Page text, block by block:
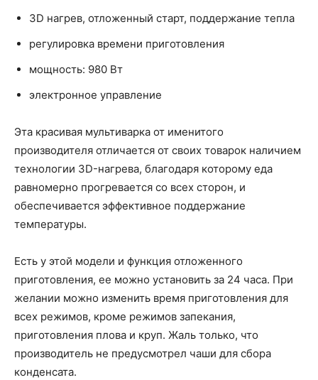
3D нагрев, отложенный старт, поддержание тепла
регулировка времени приготовления
мощность: 980 Вт
электронное управление
Эта красивая мультиварка от именитого
производителя отличается от своих товарок наличием
технологии 3D-нагрева, благодаря которому еда
равномерно прогревается со всех сторон, и
обеспечивается эффективное поддержание
температуры.
Есть у этой модели и функция отложенного
приготовления, ее можно установить за 24 часа. При
желании можно изменить время приготовления для
всех режимов, кроме режимов запекания,
приготовления плова и круп. Жаль только, что
производитель не предусмотрел чаши для сбора
конденсата.